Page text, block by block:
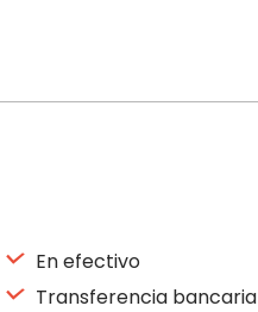
En efectivo
Transferencia bancaria